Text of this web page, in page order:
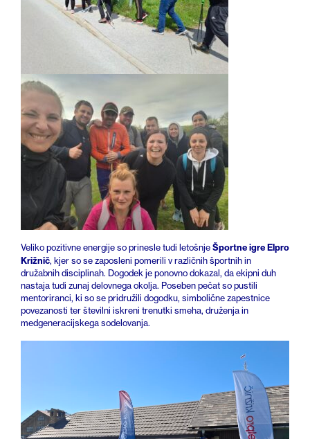
Veliko pozitivne energije so prinesle tudi letošnje Športne igre Elpro
Križnič, kjer so se zaposleni pomerili v različnih športnih in
družabnih disciplinah. Dogodek je ponovno dokazal, da ekipni duh
nastaja tudi zunaj delovnega okolja. Poseben pečat so pustili
mentoriranci, ki so se pridružili dogodku, simbolične zapestnice
povezanosti ter številni iskreni trenutki smeha, druženja in
medgeneracijskega sodelovanja.